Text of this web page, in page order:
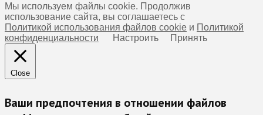
Мы используем файлы cookie. Продолжив
использование сайта, вы соглашаетесь с
Политикой использования файлов cookie и Политикой
конфиденциальности
Настроить Принять
Close
Ваши предпочтения в отношении файлов